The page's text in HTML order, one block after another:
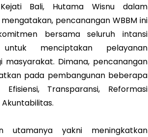
Bali, Hutama Wisnu dalam
pencanangan WBBM ini
bersama seluruh intansi
menciptakan pelayanan
masyarakat. Dimana, pencanangan
pada pembangunan beberapa
Transparansi, Reformasi
utamanya yakni meningkatkan